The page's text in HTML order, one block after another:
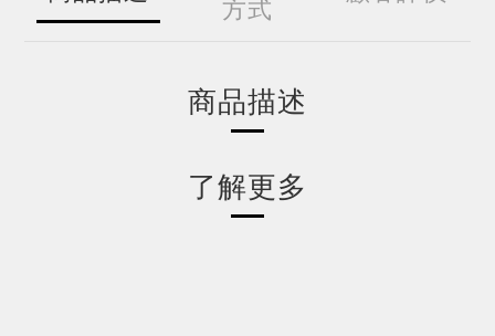
方式
商品描述
了解更多